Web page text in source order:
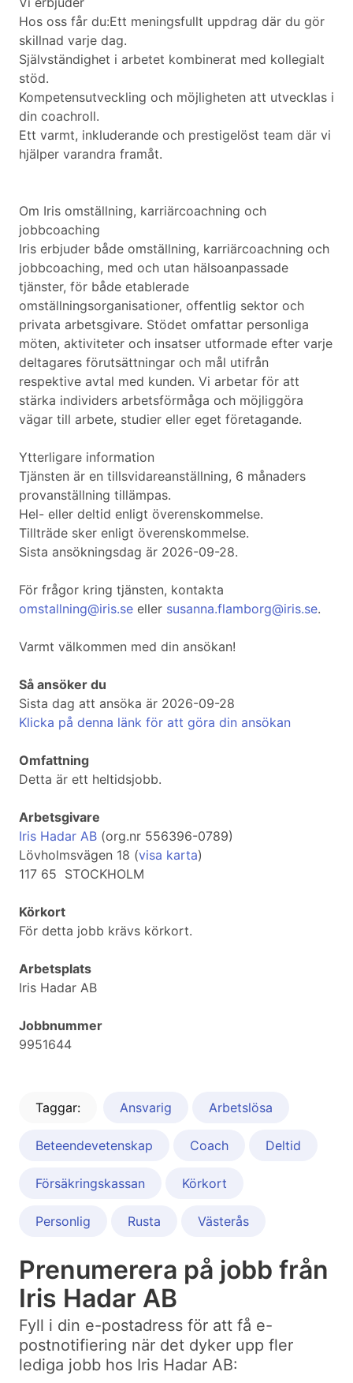
Hos oss får du:Ett meningsfullt uppdrag där du gör
skillnad varje dag.
Självständighet i arbetet kombinerat med kollegialt
stöd.
Kompetensutveckling och möjligheten att utvecklas i
din coachroll.
Ett varmt, inkluderande och prestigelöst team där vi
hjälper varandra framåt.
Om Iris omställning, karriärcoachning och
jobbcoaching
Iris erbjuder både omställning, karriärcoachning och
jobbcoaching, med och utan hälsoanpassade
tjänster, för både etablerade
omställningsorganisationer, offentlig sektor och
privata arbetsgivare. Stödet omfattar personliga
möten, aktiviteter och insatser utformade efter varje
deltagares förutsättningar och mål utifrån
respektive avtal med kunden. Vi arbetar för att
stärka individers arbetsförmåga och möjliggöra
vägar till arbete, studier eller eget företagande.
Ytterligare information
Tjänsten är en tillsvidareanställning, 6 månaders
provanställning tillämpas.
Hel- eller deltid enligt överenskommelse.
Tillträde sker enligt överenskommelse.
Sista ansökningsdag är 2026-09-28.
För frågor kring tjänsten, kontakta
omstallning@iris.se eller susanna.flamborg@iris.se.
Varmt välkommen med din ansökan!
Så ansöker du
Sista dag att ansöka är 2026-09-28
Klicka på denna länk för att göra din ansökan
Omfattning
Detta är ett heltidsjobb.
Arbetsgivare
Iris Hadar AB (org.nr 556396-0789)
Lövholmsvägen 18 (visa karta)
117 65 STOCKHOLM
Körkort
För detta jobb krävs körkort.
Arbetsplats
Iris Hadar AB
Jobbnummer
9951644
Taggar: Ansvarig Arbetslösa
Beteendevetenskap Coach Deltid
Försäkringskassan Körkort
Personlig Rusta Västerås
Prenumerera på jobb från
Iris Hadar AB
Fyll i din e-postadress för att få e-
postnotifiering när det dyker upp fler
lediga jobb hos Iris Hadar AB: